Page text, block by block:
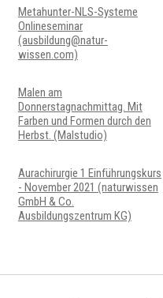
Metahunter-NLS-Systeme
Onlineseminar
(ausbildung@natur-
wissen.com)
Malen am
Donnerstagnachmittag. Mit
Farben und Formen durch den
Herbst. (Malstudio)
Aurachirurgie 1 Einführungskurs
- November 2021 (naturwissen
GmbH & Co.
Ausbildungszentrum KG)